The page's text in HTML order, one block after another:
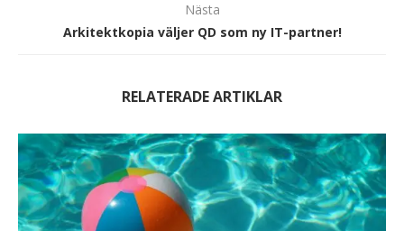
Nästa
Arkitektkopia väljer QD som ny IT-partner!
RELATERADE ARTIKLAR